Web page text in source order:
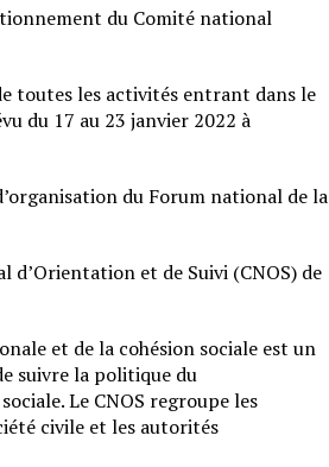
du Comité national
toutes les activités entrant dans le
du 17 au 23 janvier 2022 à
du Forum national de la
et de Suivi (CNOS) de
et de la cohésion sociale est un
suivre la politique du
Le CNOS regroupe les
civile et les autorités